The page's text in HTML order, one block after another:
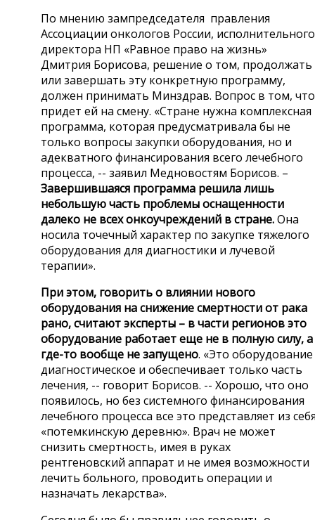
По мнению зампредседателя правления
Ассоциации онкологов России, исполнительного
директора НП «Равное право на жизнь»
Дмитрия Борисова, решение о том, продолжать
или завершать эту конкретную программу,
должен принимать Минздрав. Вопрос в том, что
придет ей на смену. «Стране нужна комплексная
программа, которая предусматривала бы не
только вопросы закупки оборудования, но и
адекватного финансирования всего лечебного
процесса, -- заявил Медновостям Борисов. –
Завершившаяся программа решила лишь
небольшую часть проблемы оснащенности
далеко не всех онкоучреждений в стране.Она
носила точечный характер по закупке тяжелого
оборудования для диагностики и лучевой
терапии».
При этом, говорить о влиянии нового
оборудования на снижение смертности от рака
рано, считают эксперты – в части регионов это
оборудование работает еще не в полную силу, а
где-то вообще не запущено. «Это оборудование
диагностическое и обеспечивает только часть
лечения, -- говорит Борисов. -- Хорошо, что оно
появилось, но без системного финансирования
лечебного процесса все это представляет из
«потемкинскую деревню». Врач не может
снизить смертность, имея в руках
рентгеновский аппарат и не имея возможности
лечить больного, проводить операции и
назначать лекарства».